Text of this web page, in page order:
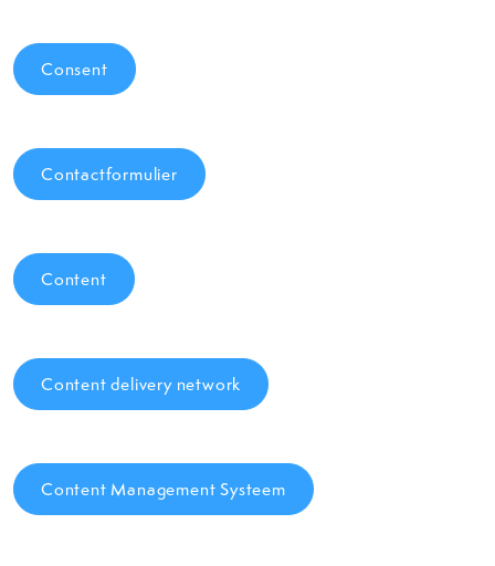
Consent
Contactformulier
Content
Content delivery network
Content Management Systeem